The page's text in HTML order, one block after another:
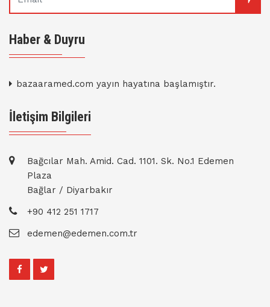
Haber & Duyru
bazaaramed.com yayın hayatına başlamıştır.
İletişim Bilgileri
Bağcılar Mah. Amid. Cad. 1101. Sk. No.1 Edemen
Plaza
Bağlar / Diyarbakır
+90 412 251 1717
edemen@edemen.com.tr